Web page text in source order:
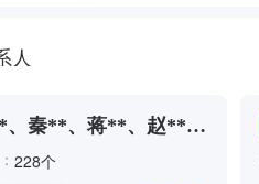
人
、秦**、蒋**、赵**、
228个